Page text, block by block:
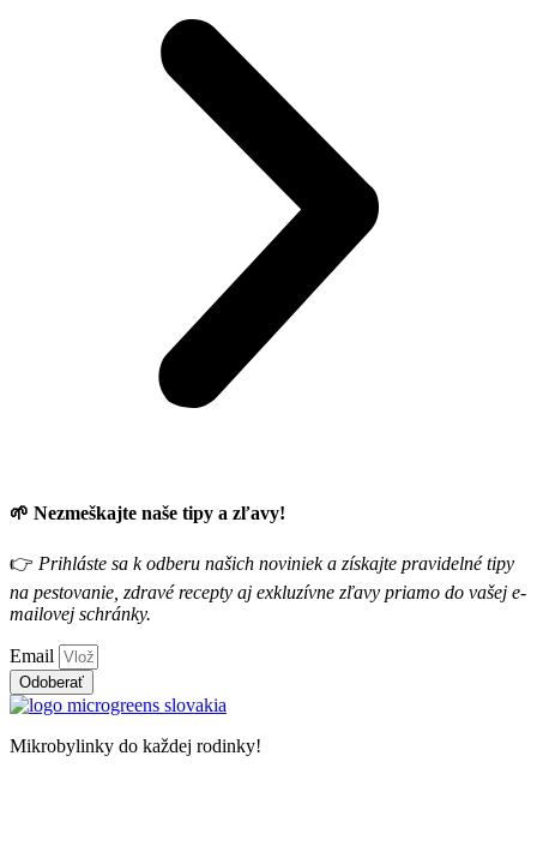
🌱 Nezmeškajte naše tipy a zľavy!
👉 Prihláste sa k odberu našich noviniek a získajte pravidelné tipy
na pestovanie, zdravé recepty aj exkluzívne zľavy priamo do vašej e-
mailovej schránky.
Email
Odoberať
Mikrobylinky do každej rodinky!